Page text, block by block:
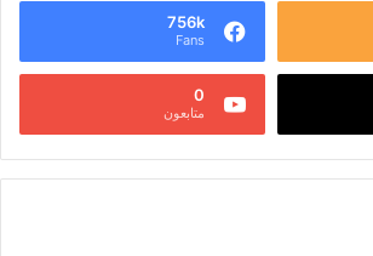
756k
Fans
0
متابعون